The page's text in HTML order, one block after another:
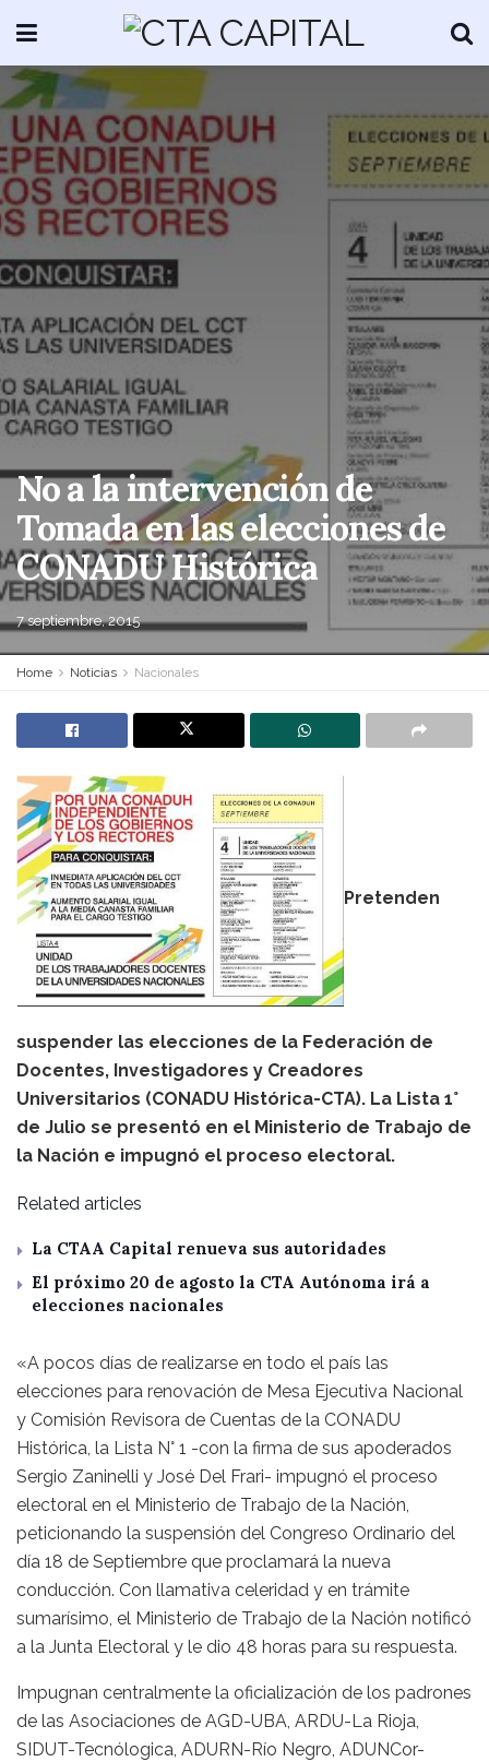
No a la intervención de
Tomada en las elecciones de
CONADU Histórica
7 septiembre, 2015
Home Noticias Nacionales
Pretenden
suspender las elecciones de la Federación de
Docentes, Investigadores y Creadores
Universitarios (CONADU Histórica-CTA). La Lista 1°
de Julio se presentó en el Ministerio de Trabajo de
la Nación e impugnó el proceso electoral.
Related articles
La CTAA Capital renueva sus autoridades
El próximo 20 de agosto la CTA Autónoma irá a
elecciones nacionales
«A pocos días de realizarse en todo el país las
elecciones para renovación de Mesa Ejecutiva Nacional
y Comisión Revisora de Cuentas de la CONADU
Histórica, la Lista N° 1 -con la firma de sus apoderados
Sergio Zaninelli y José Del Frari- impugnó el proceso
electoral en el Ministerio de Trabajo de la Nación,
peticionando la suspensión del Congreso Ordinario del
día 18 de Septiembre que proclamará la nueva
conducción. Con llamativa celeridad y en trámite
sumarísimo, el Ministerio de Trabajo de la Nación notificó
a la Junta Electoral y le dio 48 horas para su respuesta.
Impugnan centralmente la oficialización de los padrones
de las Asociaciones de AGD-UBA, ARDU-La Rioja,
SIDUT-Tecnólogica, ADURN-Río Negro, ADUNCor-